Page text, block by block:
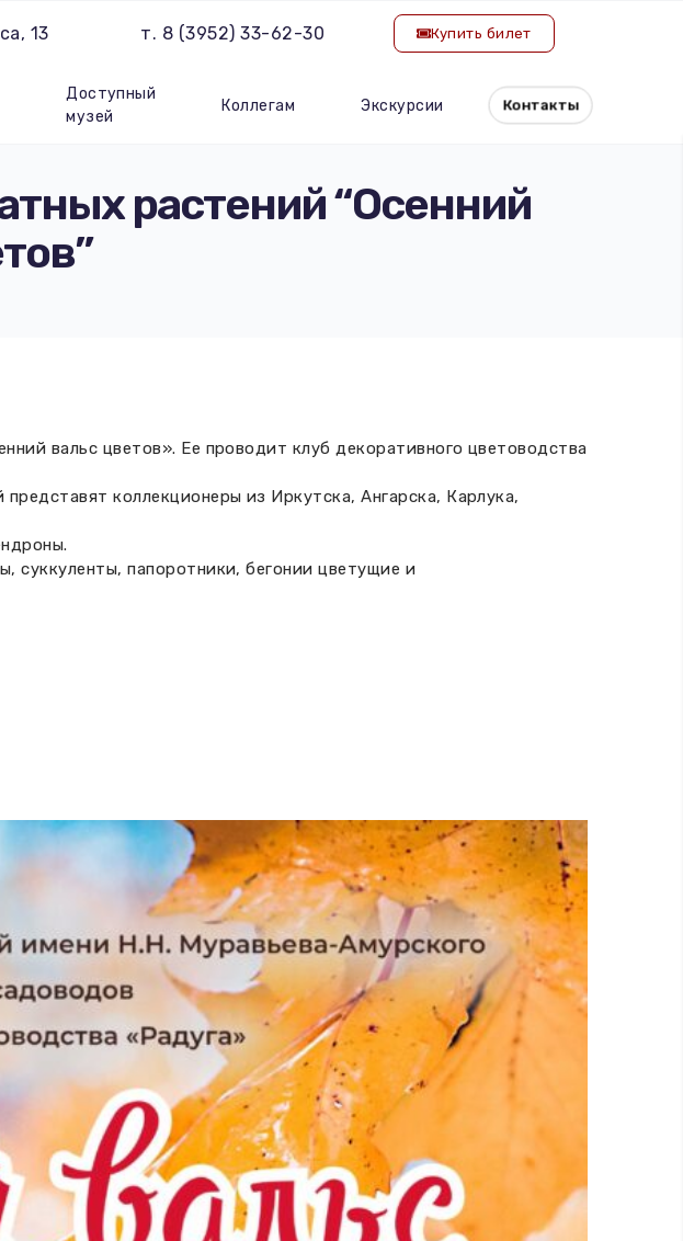
13 т. 8 (3952) 33-62-30 Купить билет
Доступный
музей
Коллегам Экскурсии Контакты
растений “Осенний
вальс цветов». Ее проводит клуб декоративного цветоводства
коллекционеры из Иркутска, Ангарска, Карлука,
суккуленты, папоротники, бегонии цветущие и